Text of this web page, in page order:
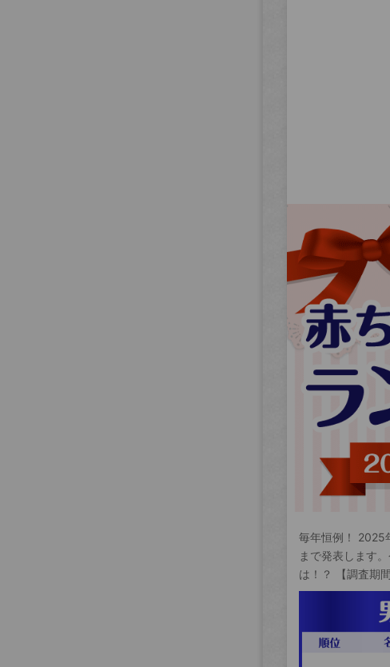
毎年恒例！ 2025
まで発表します
は！？ 【調査期